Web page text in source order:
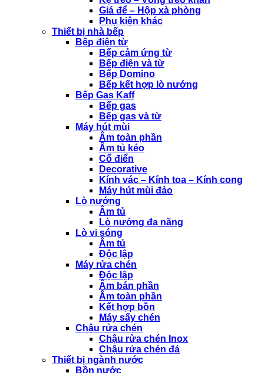
Giá để – Hộp xà phòng
Phụ kiện khác
Thiết bị nhà bếp
Bếp điện từ
Bếp cảm ứng từ
Bếp điện và từ
Bếp Domino
Bếp kết hợp lò nướng
Bếp Gas Kaff
Bếp gas
Bếp gas và từ
Máy hút mùi
Âm toàn phần
Âm tủ kéo
Cổ điển
Decorative
Kính vác – Kính toa – Kính cong
Máy hút mùi đảo
Lò nướng
Âm tủ
Lò nướng đa năng
Lò vi sóng
Âm tủ
Độc lập
Máy rửa chén
Độc lập
Âm bán phần
Âm toàn phần
Kết hợp bồn
Máy sấy chén
Chậu rửa chén
Chậu rửa chén Inox
Chậu rửa chén đá
Thiết bị ngành nước
Bồn nước